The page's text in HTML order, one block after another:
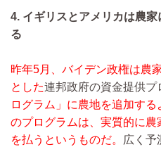
4. イギリスとアメリカは農
る
昨年5月、バイデン政権は農
とした連邦政府の資金提供プ
ログラム」に農地を追加す
のプログラムは、実質的に
を払うというものだ。
広く予